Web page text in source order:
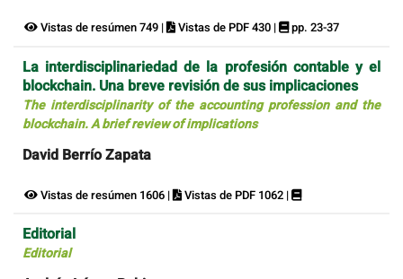
Vistas de resúmen 749 | Vistas de PDF 430 | pp. 23-37
La interdisciplinariedad de la profesión contable y el
blockchain. Una breve revisión de sus implicaciones
The interdisciplinarity of the accounting profession and the
blockchain. A brief review of implications
David Berrío Zapata
Vistas de resúmen 1606 | Vistas de PDF 1062 |
Editorial
Editorial